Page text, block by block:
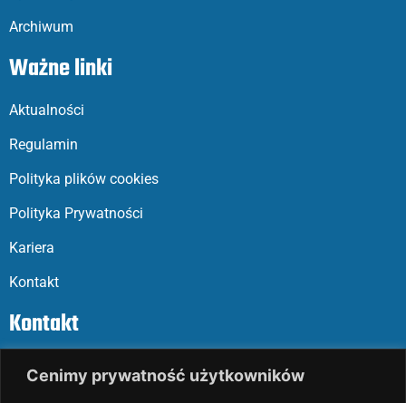
Cenimy prywatność użytkowników
Archiwum
Ważne linki
Aktualności
Regulamin
Polityka plików cookies
Polityka Prywatności
Kariera
Kontakt
Kontakt
ul. Parkowa 27
05-120 Legionowo